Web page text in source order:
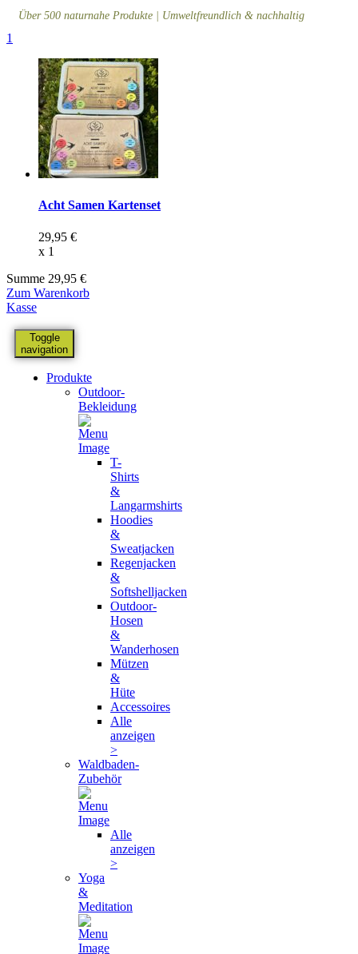
Über 500 naturnahe Produkte | Umweltfreundlich & nachhaltig
1
Acht Samen Kartenset
29,95 €
x 1
Summe 29,95 €
Zum Warenkorb
Kasse
Toggle
navigation
Produkte
Outdoor-
Bekleidung
T-
Shirts
&
Langarmshirts
Hoodies
&
Sweatjacken
Regenjacken
&
Softshelljacken
Outdoor-
Hosen
&
Wanderhosen
Mützen
&
Hüte
Accessoires
Alle
anzeigen
>
Waldbaden-
Zubehör
Alle
anzeigen
>
Yoga
&
Meditation